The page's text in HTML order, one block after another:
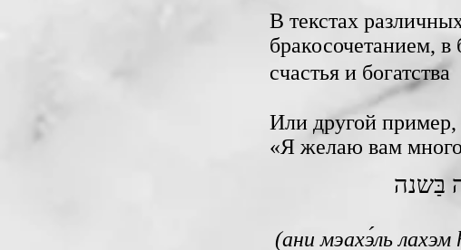
бракосочетанием‎, ‎в
Или другой
‎«Я желаю вам много
בַּשנה
(ани мэахэ́ль